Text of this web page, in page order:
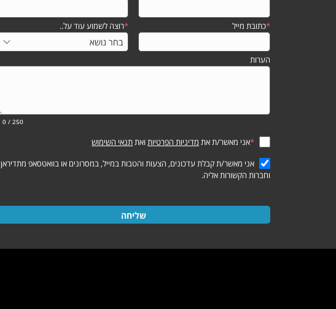
*כתובת מייל *רוצה לשמוע עוד על..
הערות
0 / 250
*אני מאשר/ת את מדיניות הפרטיות ואתתנאי השימוש
אני מאשר/ת קבלת עדכונים, הצעות והטבות במייל, במסרונים או בוואטסאפ מתדיראן
וחברות הקשורות אליה.
שליחה